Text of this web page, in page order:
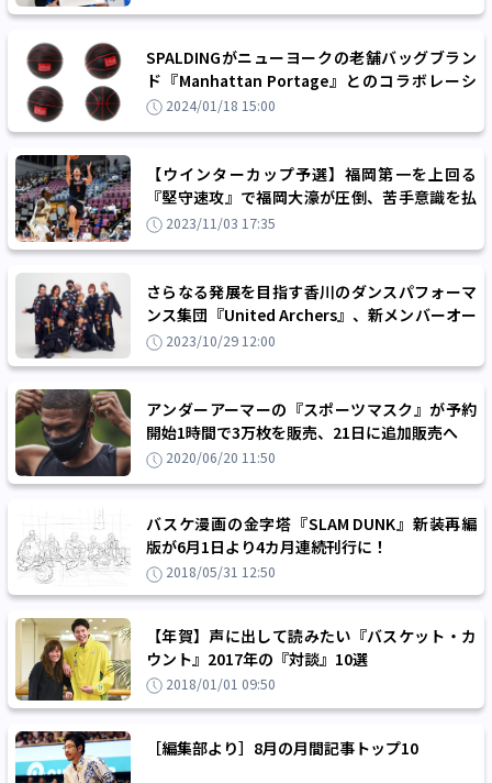
SPALDINGがニューヨークの老舗バッグブラン
ド『Manhattan Portage』とのコラボレーシ
ョンアイテムを数量限定で発売
2024/01/18 15:00
【ウインターカップ予選】福岡第一を上回る
『堅守速攻』で福岡大濠が圧倒、苦手意識を払
拭し福岡の頂点に
2023/11/03 17:35
さらなる発展を目指す香川のダンスパフォーマ
ンス集団『United Archers』、新メンバーオー
ディションにより4名が新規加入
2023/10/29 12:00
アンダーアーマーの『スポーツマスク』が予約
開始1時間で3万枚を販売、21日に追加販売へ
2020/06/20 11:50
バスケ漫画の金字塔『SLAM DUNK』新装再編
版が6月1日より4カ月連続刊行に！
2018/05/31 12:50
【年賀】声に出して読みたい『バスケット・カ
ウント』2017年の『対談』10選
2018/01/01 09:50
［編集部より］8月の月間記事トップ10